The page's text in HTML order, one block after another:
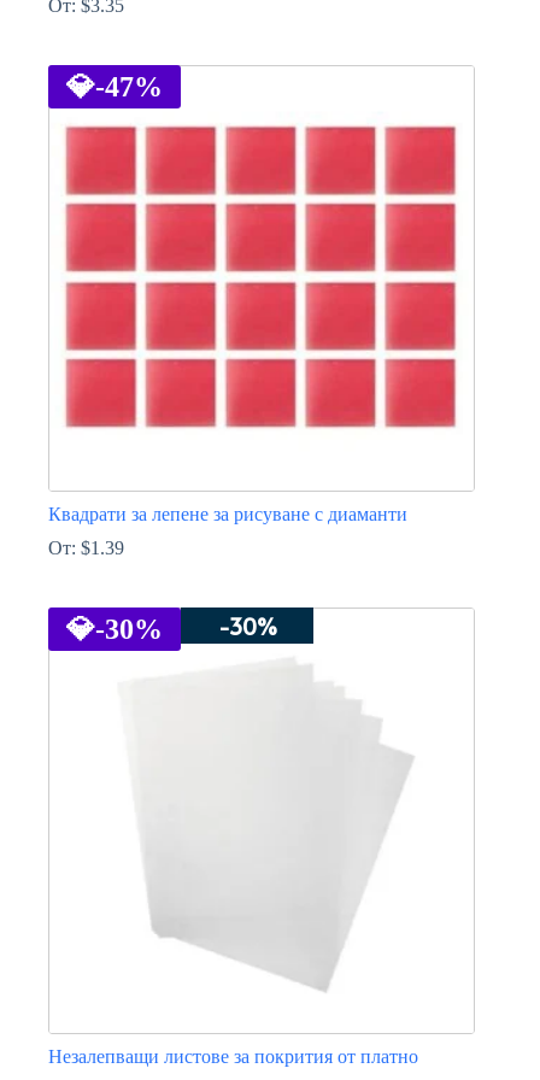
От: $3.35
has
multiple
variants.
may
the
💎-47%
Квадрати за лепене за рисуване с диаманти
От: $1.39
has
multiple
💎-30% -30%
Незалепващи листове за покрития от платно